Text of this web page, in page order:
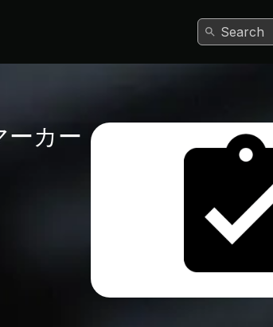
Search
ーカー